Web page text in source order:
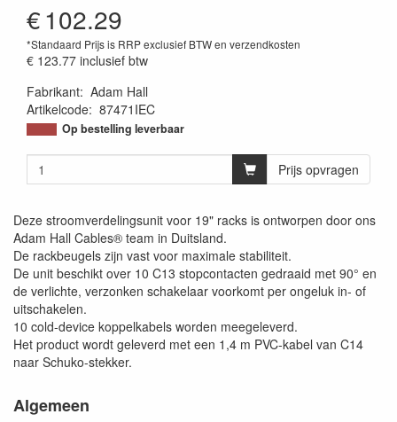
€102.29
*Standaard Prijs is RRP exclusief BTW en verzendkosten
€ 123.77 inclusief btw
Fabrikant: Adam Hall
Artikelcode: 87471IEC
4049521017100
Op bestelling leverbaar
Prijs opvragen
Deze stroomverdelingsunit voor 19" racks is ontworpen door ons
Adam Hall Cables® team in Duitsland.
De rackbeugels zijn vast voor maximale stabiliteit.
De unit beschikt over 10 C13 stopcontacten gedraaid met 90° en
de verlichte, verzonken schakelaar voorkomt per ongeluk in- of
uitschakelen.
10 cold-device koppelkabels worden meegeleverd.
Het product wordt geleverd met een 1,4 m PVC-kabel van C14
naar Schuko-stekker.
Algemeen